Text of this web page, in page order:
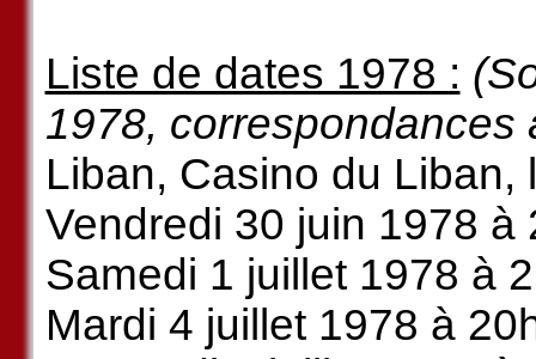
Liste de dates 1978 :
1978, correspondances
Liban, Casino du Liban,
Vendredi 30 juin 1978 à
Samedi 1 juillet 1978 à
Mardi 4 juillet 1978 à